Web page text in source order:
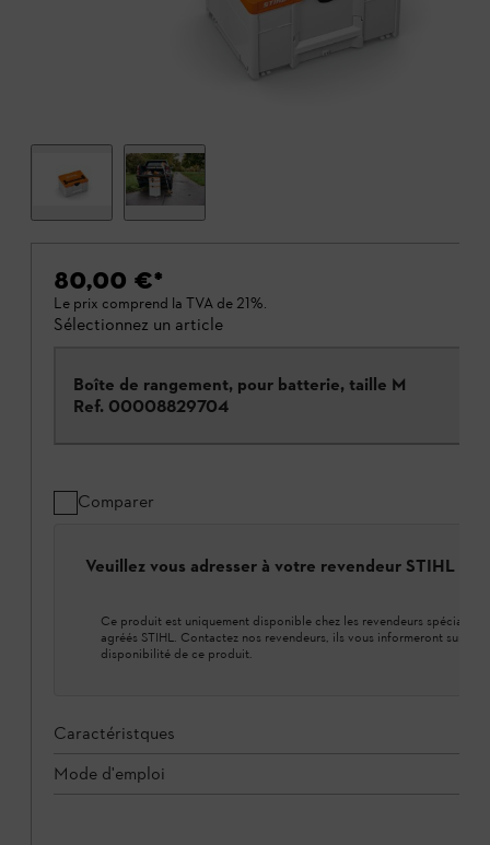
80,00 €*
Le prix comprend la TVA de 21%.
Sélectionnez un article
Boîte de rangement, pour batterie, taille M
Ref. 00008829704
Comparer
Veuillez vous adresser à votre revendeur STIHL
Ce produit est uniquement disponible chez les revendeurs spécialisés
agréés STIHL. Contactez nos revendeurs, ils vous informeront sur la
disponibilité de ce produit.
Caractéristques
Mode d'emploi